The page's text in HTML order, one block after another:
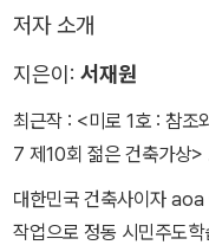
“서재원은 단독주택에 주
하고 한정된 의뢰인과 사
그가 선별한 여덟 채의 주
지는 않지만, 제각각 독특
- 최원준, ‘리뷰’, 372쪽
저자 소개
지은이: 서재원
최근작 : <미로 1호 : 참조
7 제10회 젊은 건축가상>
대한민국 건축사이자
작업으로 정동 시민주도